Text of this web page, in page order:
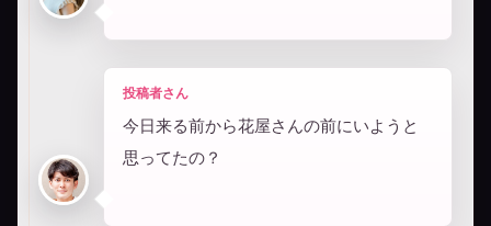
投稿者さん
今日来る前から花屋さんの前にいようと
思ってたの？